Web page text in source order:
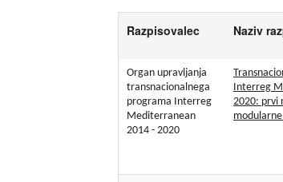
Razpisovalec Naziv
Organ upravljanja
transnacionalnega
programa Interreg
Mediterranean
2014 - 2020
Interreg
2020: prvi